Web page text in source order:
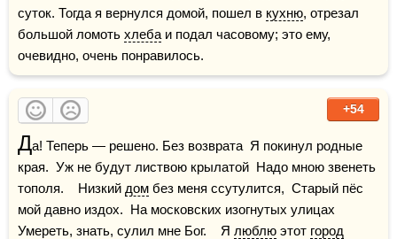
суток. Тогда я вернулся домой, пошел в кухню, отрезал
большой ломоть хлеба и подал часовому; это ему,
очевидно, очень понравилось.
+54
Да! Теперь — решено. Без возврата  Я покинул родные
края.  Уж не будут листвою крылатой  Надо мною звенеть
тополя.    Низкий дом без меня ссутулится,  Старый пёс
мой давно издох.  На московских изогнутых улицах
Умереть, знать, сулил мне Бог.    Я люблю этот город